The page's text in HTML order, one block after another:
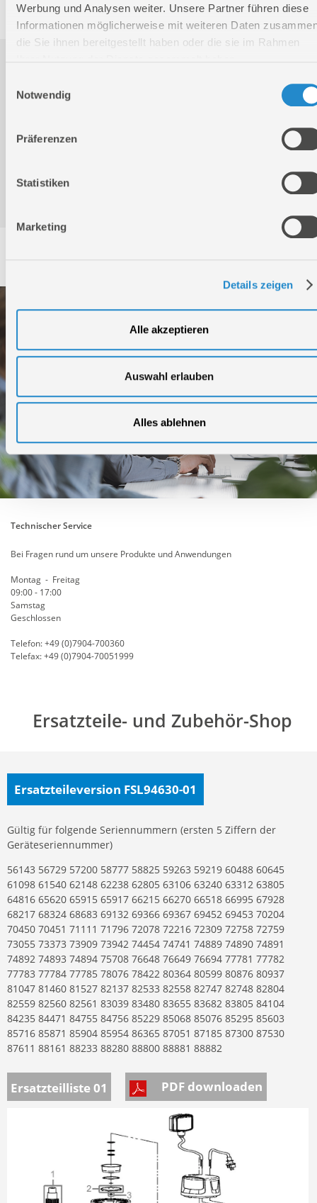
Werbung und Analysen weiter. Unsere Partner führen diese
Informationen möglicherweise mit weiteren Daten
die Sie ihnen bereitgestellt haben oder die sie im Rahmen
Notwendig
Präferenzen
Statistiken
Marketing
Details zeigen
Alle akzeptieren
Auswahl erlauben
Alles ablehnen
Technischer Service
Bei Fragen rund um unsere Produkte und Anwendungen
Montag - Freitag
09:00 - 17:00
Samstag
Geschlossen
Telefon: +49 (0)7904-700360
Telefax: +49 (0)7904-70051999
Ersatzteile- und Zubehör-Shop
Ersatzteileversion FSL94630-01
Gültig für folgende Seriennummern (ersten 5 Ziffern der
Geräteseriennummer)
56143 56729 57200 58777 58825 59263 59219 60488 60645
61098 61540 62148 62238 62805 63106 63240 63312 63805
64816 65620 65915 65917 66215 66270 66518 66995 67928
68217 68324 68683 69132 69366 69367 69452 69453 70204
70450 70451 71111 71796 72078 72216 72309 72758 72759
73055 73373 73909 73942 74454 74741 74889 74890 74891
74892 74893 74894 75708 76648 76649 76694 77781 77782
77783 77784 77785 78076 78422 80364 80599 80876 80937
81047 81460 81527 82137 82533 82558 82747 82748 82804
82559 82560 82561 83039 83480 83655 83682 83805 84104
84235 84471 84755 84756 85229 85068 85076 85295 85603
85716 85871 85904 85954 86365 87051 87185 87300 87530
87611 88161 88233 88280 88800 88881 88882
Ersatzteilliste 01 PDF downloaden